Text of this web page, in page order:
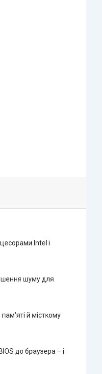
Intel і
шуму для
й місткому
до браузера – і